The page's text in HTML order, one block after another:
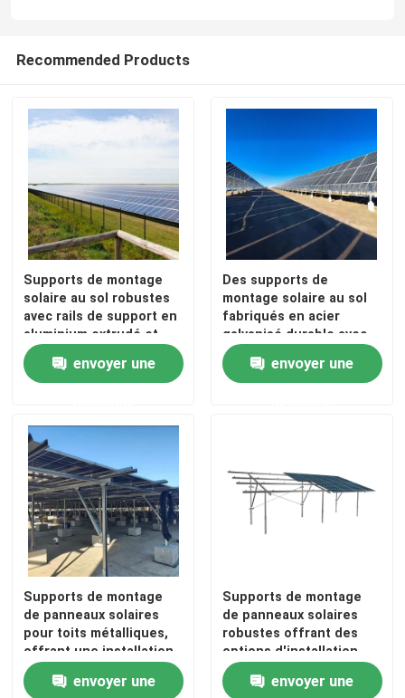
Produits
Vidéos
Au sujet de nous
Contrôle de qualité
Contactez-nous
Demandez une citation
Système de support de panneau solaire
Supports de panneau solaire
Recommended Products
Supports de montage
solaire au sol robustes
avec rails de support en
aluminium extrudé et
pieds de montage
réglables pour un
envoyer une
Des supports de
montage solaire au sol
fabriqués en acier
galvanisé durable avec
une conception de pile
unique permettant un
envoyer une
Supports de montage
de panneaux solaires
pour toits métalliques,
offrant une installation
rapide et un support
pour les systèmes
envoyer une
Supports de montage
de panneaux solaires
robustes offrant des
options d'installation
flexibles, notamment sur
socle en béton, mise à la
envoyer une